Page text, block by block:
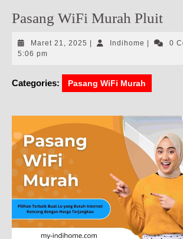
Pasang WiFi Murah Pluit
Maret 21, 2025 Maret
Indihome Indihome
0
5:06 pm
Categories: Pasang WiFi Murah